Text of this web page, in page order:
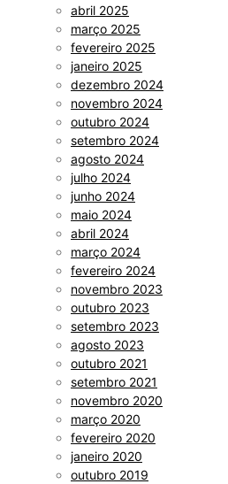
abril 2025
março 2025
fevereiro 2025
janeiro 2025
dezembro 2024
novembro 2024
outubro 2024
setembro 2024
agosto 2024
julho 2024
junho 2024
maio 2024
abril 2024
março 2024
fevereiro 2024
novembro 2023
outubro 2023
setembro 2023
agosto 2023
outubro 2021
setembro 2021
novembro 2020
março 2020
fevereiro 2020
janeiro 2020
outubro 2019